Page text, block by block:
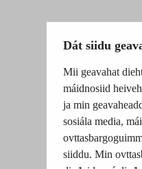
Dát siidu
Mii geavahat
máidnosiid
ja min
sosiála media,
siiddu. Min